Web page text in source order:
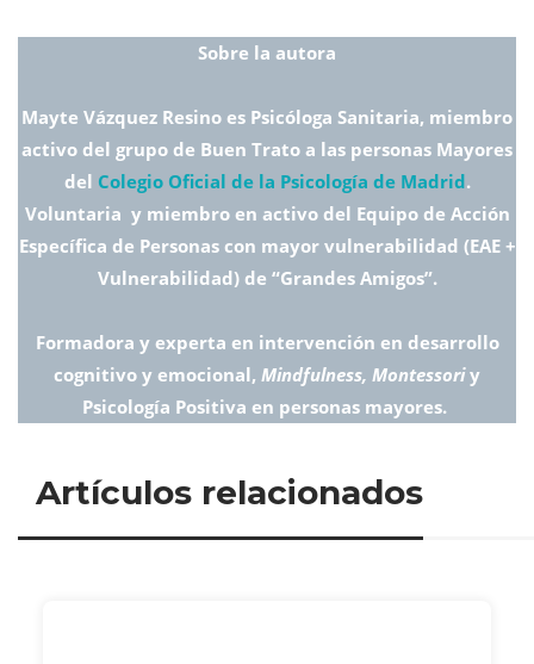
Sobre la autora
Mayte Vázquez Resino es Psicóloga Sanitaria, miembro
activo del grupo de Buen Trato a las personas Mayores
del Colegio Oficial de la Psicología de Madrid.
Voluntaria y miembro en activo del Equipo de Acción
Específica de Personas con mayor vulnerabilidad (EAE +
Vulnerabilidad) de “Grandes Amigos”.
Formadora y experta en intervención en desarrollo
cognitivo y emocional, Mindfulness, Montessoriy
Psicología Positiva en personas mayores.
Artículos relacionados